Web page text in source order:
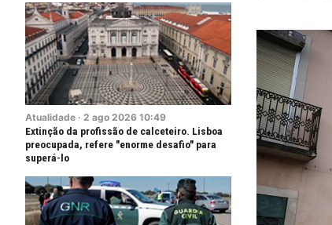
Atualidade · 2 ago 2026 10:49
Extinção da profissão de calceteiro. Lisboa
preocupada, refere "enorme desafio" para
superá-lo